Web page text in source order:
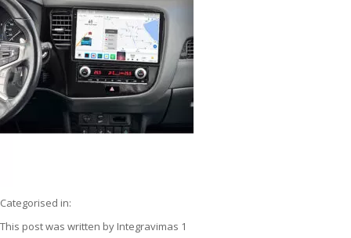
Categorised in:
This post was written by Integravimas 1